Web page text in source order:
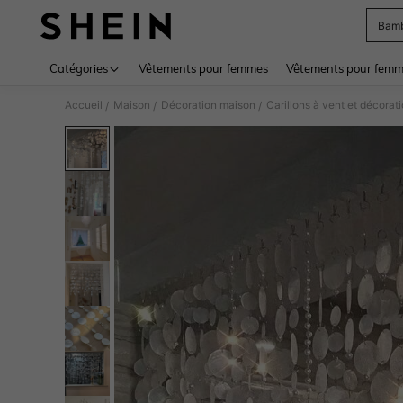
Catégories Vêtements pour femmes Vêtements pour
Accueil / Maison / Décoration maison / Carillons à vent et